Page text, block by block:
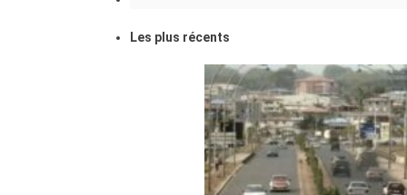
Les plus récents